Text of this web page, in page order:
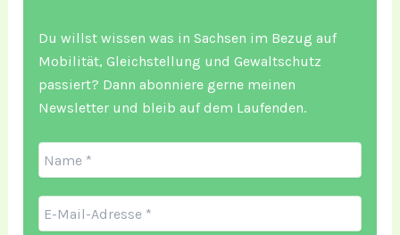
Du willst wissen was in Sachsen im Bezug auf
Mobilität, Gleichstellung und Gewaltschutz
passiert? Dann abonniere gerne meinen
Newsletter und bleib auf dem Laufenden.